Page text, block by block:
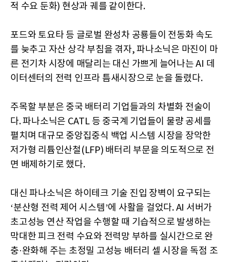
적 수요 둔화) 현상과 궤를 같이한다.
포드와 토요타 등 글로벌 완성차 공룡들이 전동화 속도
를 늦추고 자산 상각 부침을 겪자, 파나소닉은 마진이 마
른 전기차 시장에 매달리는 대신 가쁘게 늘어나는 AI 데
이터센터의 전력 인프라 틈새시장으로 눈을 돌렸다.
주목할 부분은 중국 배터리 기업들과의 차별화 전술이
다. 파나소닉은 CATL 등 중국계 기업들이 물량 공세를
펼치며 대규모 중앙집중식 백업 시스템 시장을 장악한
저가형 리튬인산철(LFP) 배터리 부문을 의도적으로 전
면 배제하기로 했다.
대신 파나소닉은 하이테크 기술 진입 장벽이 요구되는
‘분산형 전력 제어 시스템’에 사활을 걸었다. AI 서버가
초고성능 연산 작업을 수행할 때 기습적으로 발생하는
막대한 피크 전력 수요와 전력망 부하를 실시간으로 완
충·완화해 주는 초정밀 고성능 배터리 셀 시장을 독점 조